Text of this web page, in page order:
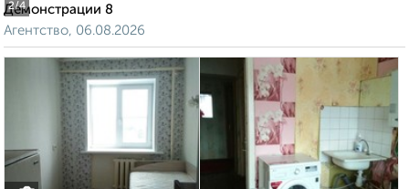
2/4
Демонстрации 8
Агентство, 06.08.2026